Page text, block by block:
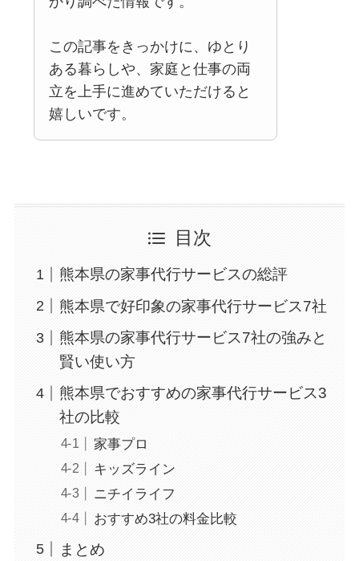
この記事をきっかけに、ゆとり
ある暮らしや、家庭と仕事の両
立を上手に進めていただけると
嬉しいです。
目次
熊本県の家事代行サービスの総評
熊本県で好印象の家事代行サービス7社
熊本県の家事代行サービス7社の強みと
賢い使い方
熊本県でおすすめの家事代行サービス3
社の比較
家事プロ
キッズライン
ニチイライフ
おすすめ3社の料金比較
まとめ